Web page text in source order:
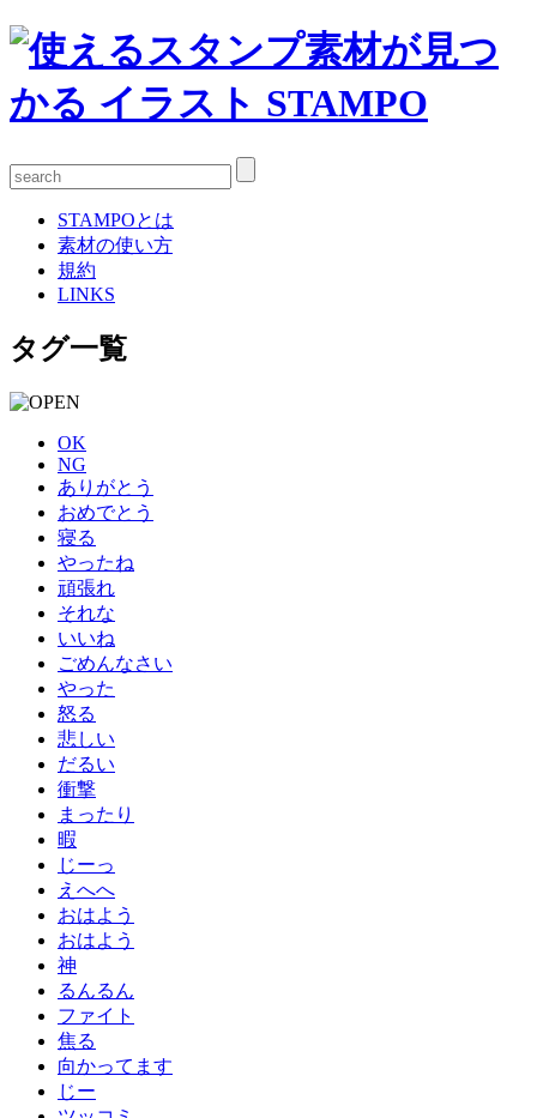
STAMPOとは
素材の使い方
規約
LINKS
タグ一覧
OK
NG
ありがとう
おめでとう
寝る
やったね
頑張れ
それな
いいね
ごめんなさい
やった
怒る
悲しい
だるい
衝撃
まったり
暇
じーっ
えへへ
おはよう
おはよう
神
るんるん
ファイト
焦る
向かってます
じー